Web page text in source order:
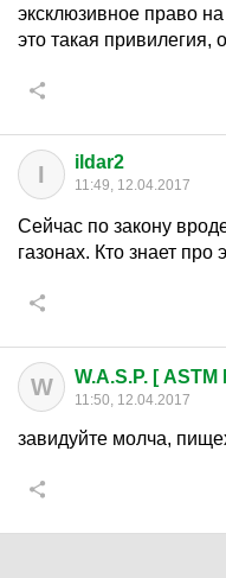
эксклюзивное право
это такая привилегия,
I ildar2
11:49, 12.04.2017
Сейчас по закону
газонах. Кто знает про
W W.A.S.P. [ ASTM
11:50, 12.04.2017
завидуйте молча,